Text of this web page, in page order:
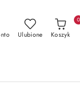
Ulubione Koszyk
0